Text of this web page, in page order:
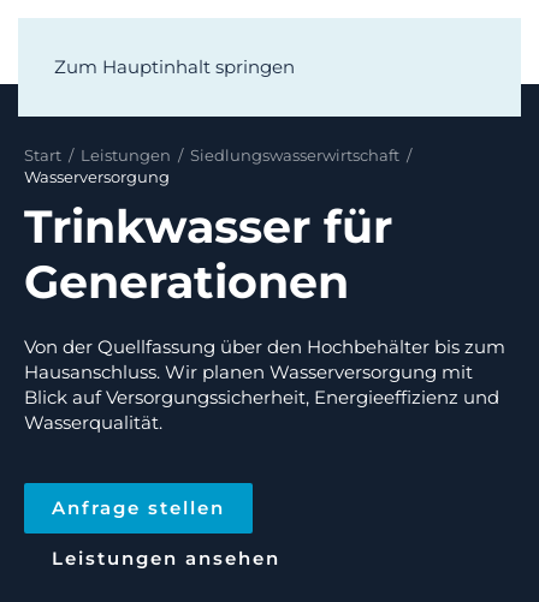
Zum Hauptinhalt springen
Start / Leistungen / Siedlungswasserwirtschaft /
Wasserversorgung
Trinkwasser für
Generationen
Von der Quellfassung über den Hochbehälter bis zum
Hausanschluss. Wir planen Wasserversorgung mit
Blick auf Versorgungssicherheit, Energieeffizienz und
Wasserqualität.
Anfrage stellen
Leistungen ansehen